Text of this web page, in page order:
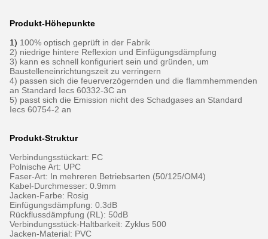
Produkt-Höhepunkte
1) 100% optisch geprüft in der Fabrik
2) niedrige hintere Reflexion und Einfügungsdämpfung
3) kann es schnell konfiguriert sein und gründen, um
Baustelleneinrichtungszeit zu verringern
4) passen sich die feuerverzögernden und die flammhemmenden
an Standard Iecs 60332-3C an
5) passt sich die Emission nicht des Schadgases an Standard
Iecs 60754-2 an
Produkt-Struktur
Verbindungsstückart: FC
Polnische Art: UPC
Faser-Art: In mehreren Betriebsarten (50/125/OM4)
Kabel-Durchmesser: 0.9mm
Jacken-Farbe: Rosig
Einfügungsdämpfung: 0.3dB
Rückflussdämpfung (RL): 50dB
Verbindungsstück-Haltbarkeit: Zyklus 500
Jacken-Material: PVC